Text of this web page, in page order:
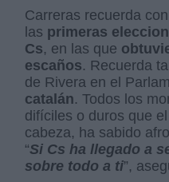
Carreras recuerda
las primeras
Cs, en las que
escaños. Recuerda
de Rivera en el
catalán. Todos los
difíciles o duros que
cabeza, ha sabido
“Si Cs ha llegado a
sobre todo a ti”,